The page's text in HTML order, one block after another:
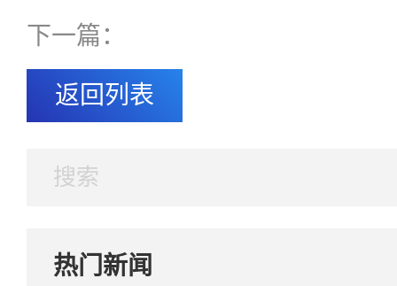
下一篇：
返回列表
热门新闻